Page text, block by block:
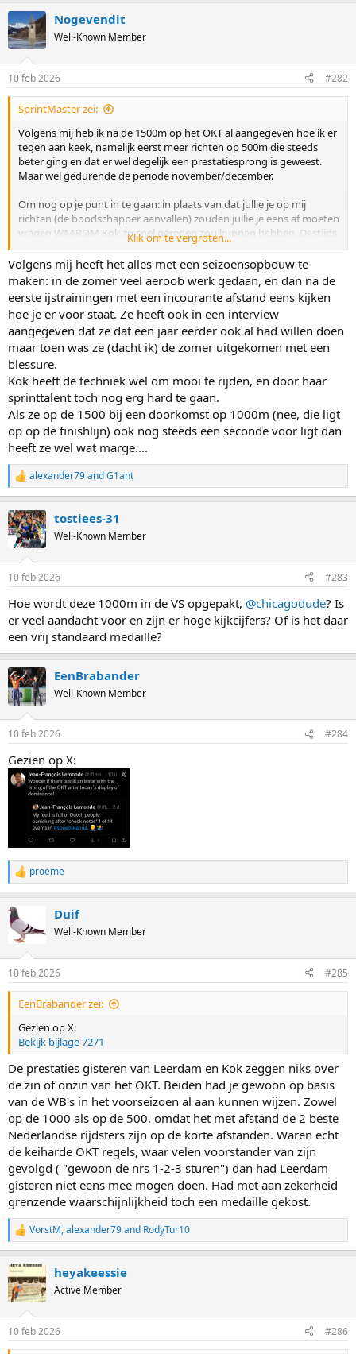
c
t
i
s
:
Nogevendit
Well-Known Member
10 feb 2026 #282
SprintMaster zei:
Volgens mij heb ik na de 1500m op het OKT al aangegeven hoe ik er
tegen aan keek, namelijk eerst meer richten op 500m die steeds
beter ging en dat er wel degelijk een prestatiesprong is geweest.
Maar wel gedurende de periode november/december.
Om nog op je punt in te gaan: in plaats van dat jullie je op mij
richten (de boodschapper aanvallen) zouden jullie je eens af moeten
vragen WAAROM Kok zo snel gereden zou kunnen hebben. Destijds
heb ik netjes gevraagd of er innovaties in het spel waren (nieuwe
ijzers/ nieuwe pakken) maar daar was toen geen sprake van. Dus
waarom zou mijn mening dan veranderen?
Klik om te vergroten...
Volgens mij heeft het alles met een seizoensopbouw te
maken: in de zomer veel aeroob werk gedaan, en dan na de
eerste ijstrainingen met een incourante afstand eens kijken
hoe je er voor staat. Ze heeft ook in een interview
aangegeven dat ze dat een jaar eerder ook al had willen doen
maar toen was ze (dacht ik) de zomer uitgekomen met een
blessure.
Kok heeft de techniek wel om mooi te rijden, en door haar
sprinttalent toch nog erg hard te gaan.
Als ze op de 1500 bij een doorkomst op 1000m (nee, die ligt
op op de finishlijn) ook nog steeds een seconde voor ligt dan
heeft ze wel wat marge....
R
e
c
t
i
s
alexander79andG1ant
tostiees-31
Well-Known Member
10 feb 2026 #283
Hoe wordt deze 1000m in de VS opgepakt, @chicagodude? Is
er veel aandacht voor en zijn er hoge kijkcijfers? Of is het daar
een vrij standaard medaille?
EenBrabander
Well-Known Member
10 feb 2026 #284
Gezien op X:
R
e
c
t
i
s
:
proeme
Duif
Well-Known Member
10 feb 2026 #285
EenBrabander zei:
Gezien op X:
Bekijk bijlage 7271
De prestaties gisteren van Leerdam en Kok zeggen niks over
de zin of onzin van het OKT. Beiden had je gewoon op basis
van de WB's in het voorseizoen al aan kunnen wijzen. Zowel
op de 1000 als op de 500, omdat het met afstand de 2 beste
Nederlandse rijdsters zijn op de korte afstanden. Waren echt
de keiharde OKT regels, waar velen voorstander van zijn
gevolgd ( "gewoon de nrs 1-2-3 sturen") dan had Leerdam
gisteren niet eens mee mogen doen. Had met aan zekerheid
grenzende waarschijnlijkheid toch een medaille gekost.
R
e
c
t
i
s
:
VorstM,alexander79and RodyTur10
heyakeessie
Active Member
10 feb 2026 #286